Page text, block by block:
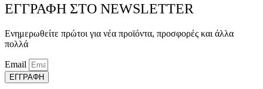
ΕΓΓΡΑΦΗ ΣΤΟ NEWSLETTER
Ενημερωθείτε πρώτοι για νέα προϊόντα, προσφορές και άλλα
πολλά
Email
ΕΓΓΡΑΦΗ